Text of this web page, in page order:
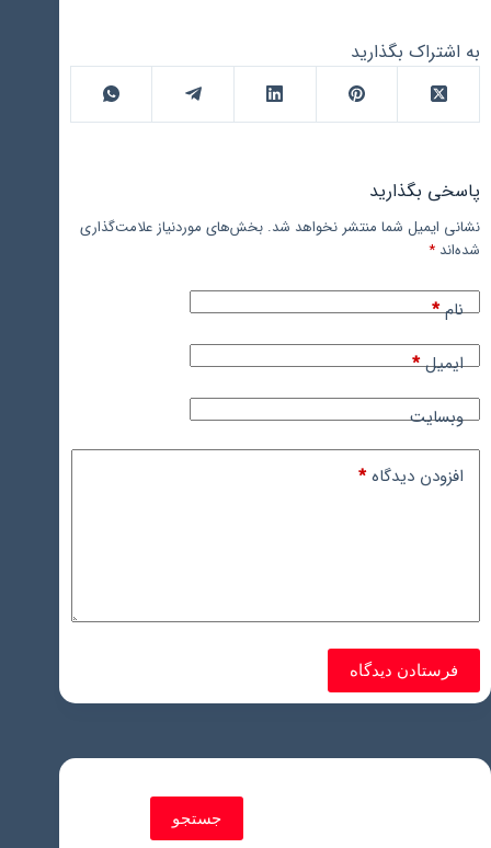
به اشتراک بگذارید
پاسخی بگذارید
نشانی ایمیل شما منتشر نخواهد شد. بخش‌های موردنیاز علامت‌گذاری
شده‌اند *
نام*
ایمیل*
وبسایت
افزودن دیدگاه*
فرستادن دیدگاه
جستجو